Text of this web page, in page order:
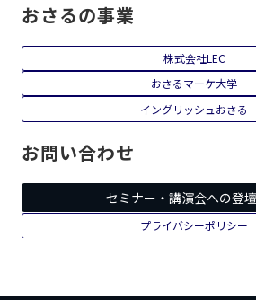
おさるの事業
株式会社LEC
おさるマーケ大学
イングリッシュおさる
お問い合わせ
セミナー・講演会への登
プライバシーポリシー